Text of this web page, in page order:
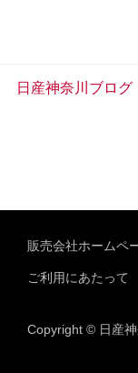
日産神奈川ブログ
販売会社ホームペ
ご利用にあたって
Copyright © 日産